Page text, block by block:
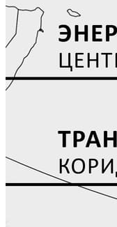
РЕКЛАМА